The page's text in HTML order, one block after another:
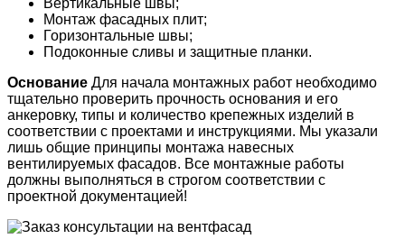
Монтаж фасадных плит;
Горизонтальные швы;
Подоконные сливы и защитные планки.
Основание Для начала монтажных работ необходимо
тщательно проверить прочность основания и его
анкеровку, типы и количество крепежных изделий в
соответствии с проектами и инструкциями. Мы указали
лишь общие принципы монтажа навесных
вентилируемых фасадов. Все монтажные работы
должны выполняться в строгом соответствии с
проектной документацией!